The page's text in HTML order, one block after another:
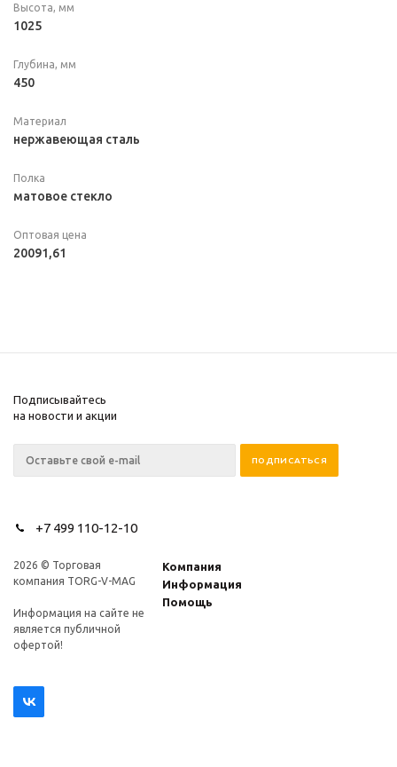
Высота, мм
1025
Глубина, мм
450
Материал
нержавеющая сталь
Полка
матовое стекло
Оптовая цена
20091,61
Подписывайтесь
на новости и акции
+7 499 110-12-10
2026 © Торговая
компания TORG-V-MAG
Информация на сайте не
является публичной
офертой!
Компания
Информация
Помощь